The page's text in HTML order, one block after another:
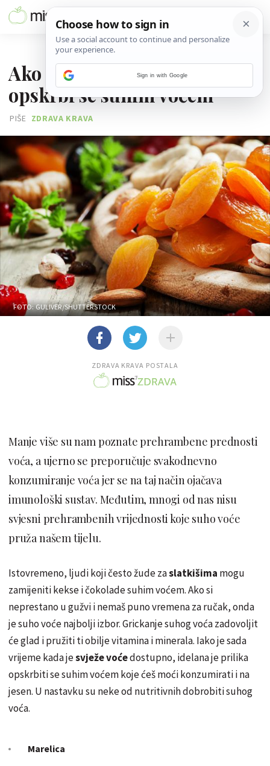
Ako često žudiš za slatkim,
opskrbi se suhim voćem
PIŠE ZDRAVA KRAVA
FOTO: GULIVER/SHUTTERSTOCK
ZDRAVA KRAVA POSTALA
Manje više su nam poznate prehrambene prednosti
voća, a ujerno se preporučuje svakodnevno
konzumiranje voća jer se na taj način ojačava
imunološki sustav. Međutim, mnogi od nas nisu
svjesni prehrambenih vrijednosti koje suho voće
pruža našem tijelu.
Istovremeno, ljudi koji često žude zaslatkišima mogu
zamijeniti kekse i čokolade suhim voćem. Ako si
neprestano u gužvi i nemaš puno vremena za ručak, onda
je suho voće najbolji izbor. Grickanje suhog voća zadovoljit
će glad i pružiti ti obilje vitamina i minerala. Iako je sada
vrijeme kada jesvježe voćedostupno, idelana je prilika
opskrbiti se suhim voćem koje ćeš moći konzumirati i na
jesen. U nastavku su neke od nutritivnih dobrobiti suhog
voća.
Marelica
Sign in with Google